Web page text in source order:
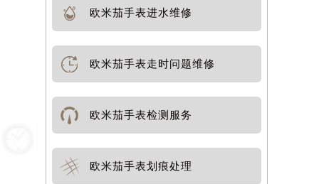
欧米茄手表进水维修
欧米茄手表走时问题维修
欧米茄手表检测服务
欧米茄手表划痕处理